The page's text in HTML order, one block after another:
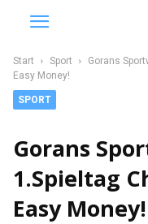
Start Sport
Gorans
Easy Money!
SPORT
Gorans
1.Spieltag
Easy Money!